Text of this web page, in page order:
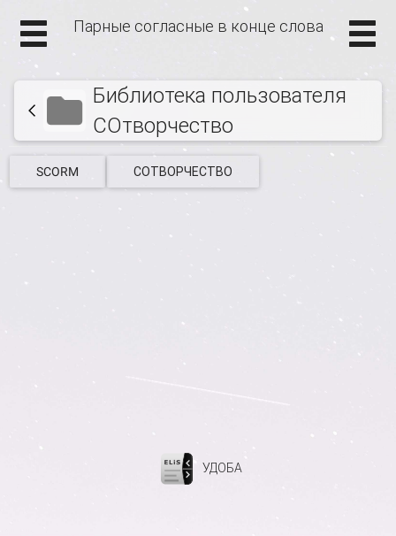
Парные согласные в конце слова
Библиотека пользователя
СОтворчество
SCORM СОТВОРЧЕСТВО
УДОБА